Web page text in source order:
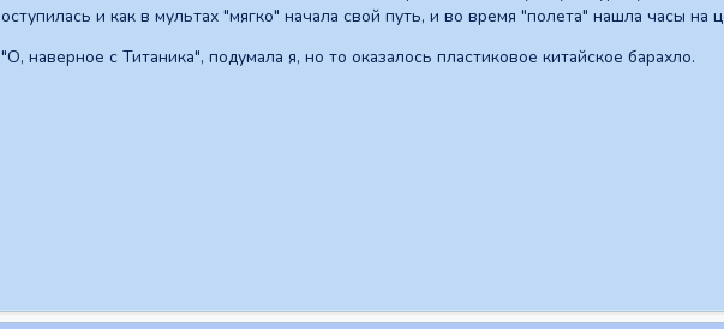
оступилась и как в мультах "мягко" начала свой путь, и во время "полета" нашла часы на
"О, наверное с Титаника", подумала я, но то оказалось пластиковое китайское барахло.